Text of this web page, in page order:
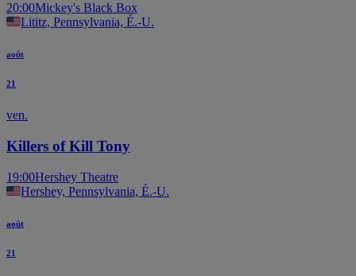
20:00Mickey's Black Box
Lititz, Pennsylvania, É.-U.
août
21
ven.
Killers of Kill Tony
19:00Hershey Theatre
Hershey, Pennsylvania, É.-U.
août
21